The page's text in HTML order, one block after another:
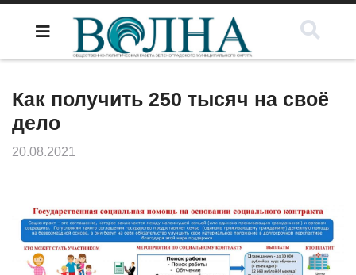
Как получить 250 тысяч на своё
дело
20.08.2021